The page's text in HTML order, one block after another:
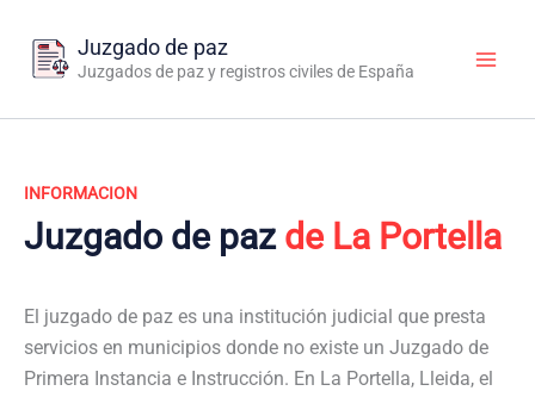
contenido
Juzgado de paz
Juzgados de paz y registros civiles de España
INFORMACION
Juzgado de paz de La Portella
El juzgado de paz es una institución judicial que presta
servicios en municipios donde no existe un Juzgado de
Primera Instancia e Instrucción. En La Portella, Lleida, el